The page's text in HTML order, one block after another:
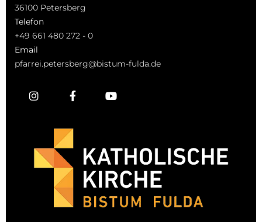
36100 Petersberg
Telefon
+49 661 480 272 - 0
Email
pfarrei.petersberg@bistum-fulda.de